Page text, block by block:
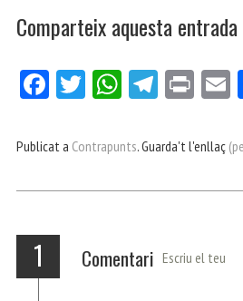
Comparteix aquesta entrada
Fa
bo
Tw
er
W
ts
p
Te
gr
m
Pri E
Publicat a Contrapunts. Guarda't l'enllaç
1 Comentari Escriu el teu